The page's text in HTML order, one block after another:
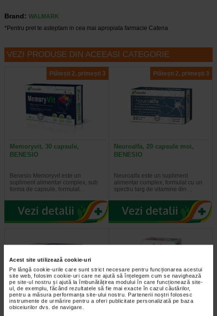
Acest site utilizează cookie-uri
Pe lângă cookie-urile care sunt strict necesare pentru funcționarea acestui
site web, folosim cookie-uri care ne ajută să înțelegem cum se navighează
pe site-ul nostru și ajută la îmbunătățirea modului în care funcționează site-
ul, de exemplu, făcând rezultatele să fie mai exacte în cazul căutărilor,
pentru a măsura performanța site-ului nostru. Partenerii noștri folosesc
instrumente de urmărire pentru a oferi publicitate personalizată pe baza
obiceiurilor dvs. de navigare.
Brand: WALMARK
*Pentru pret te asteptam in cea mai apropiata farmacie Catena
VEZI PRODUSE DIN ACEEASI CATEGORIE
Plătești 2, primești 3
Memoryvit, 30 capsule,
BENESIO
Benesio Memoryvit este un
supliment alimentar complex, sub
forma de capsule, formulat…
Plătești 2, primești 3
Neuroalfa, 20 capsule moi,
BENESIO
Neuroalfa este un supliment
alimentar complex, formulat cu un
spectru larg de vitamine din…
Hepafort, 30 capsule, Benesio